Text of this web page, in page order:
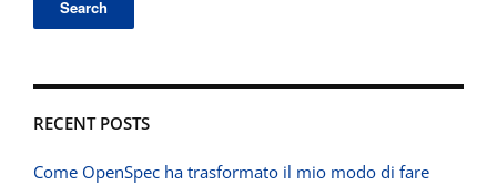
RECENT POSTS
Come OpenSpec ha trasformato il mio modo di fare